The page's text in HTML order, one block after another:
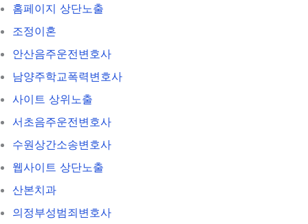
홈페이지 상단노출
조정이혼
안산음주운전변호사
남양주학교폭력변호사
사이트 상위노출
서초음주운전변호사
수원상간소송변호사
웹사이트 상단노출
산본치과
의정부성범죄변호사